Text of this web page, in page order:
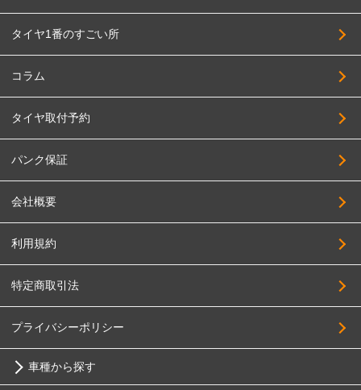
タイヤ1番のすごい所
コラム
タイヤ取付予約
パンク保証
会社概要
利用規約
特定商取引法
プライバシーポリシー
車種から探す